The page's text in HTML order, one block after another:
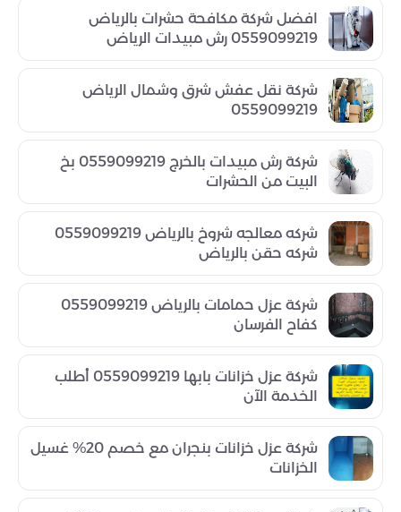
افضل شركة مكافحة حشرات بالرياض
0559099219 رش مبيدات الرياض
شركة نقل عفش شرق وشمال الرياض
0559099219
شركة رش مبيدات بالخرج 0559099219 بخ
البيت من الحشرات
شركه معالجه شروخ بالرياض 0559099219
شركه حقن بالرياض
شركة عزل حمامات بالرياض 0559099219
كفاح الفرسان
شركة عزل خزانات بابها 0559099219 أطلب
الخدمة الآن
شركة عزل خزانات بنجران مع خصم 20% غسيل
الخزانات